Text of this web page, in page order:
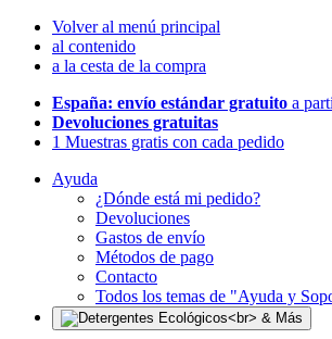
Volver al menú principal
al contenido
a la cesta de la compra
España: envío estándar gratuito a
Devoluciones gratuitas
1 Muestras gratis con cada pedido
Ayuda
¿Dónde está mi pedido?
Devoluciones
Gastos de envío
Métodos de pago
Contacto
Todos los temas de "Ayuda y